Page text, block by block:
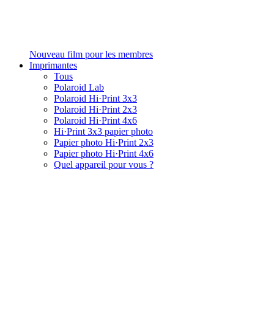
Nouveau film pour les membres
Imprimantes
Tous
Polaroid Lab
Polaroid Hi·Print 3x3
Polaroid Hi·Print 2x3
Polaroid Hi·Print 4x6
Hi·Print 3x3 papier photo
Papier photo Hi·Print 2x3
Papier photo Hi·Print 4x6
Quel appareil pour vous ?